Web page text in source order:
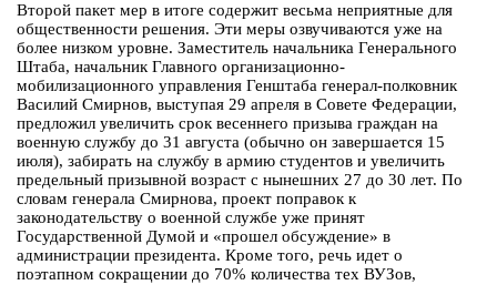
Второй пакет мер в итоге содержит весьма неприятные для
общественности решения. Эти меры озвучиваются уже на
более низком уровне. Заместитель начальника Генерального
Штаба, начальник Главного организационно-
мобилизационного управления Генштаба генерал-полковник
Василий Смирнов, выступая 29 апреля в Совете Федерации,
предложил увеличить срок весеннего призыва граждан на
военную службу до 31 августа (обычно он завершается 15
июля), забирать на службу в армию студентов и увеличить
предельный призывной возраст с нынешних 27 до 30 лет. По
словам генерала Смирнова, проект поправок к
законодательству о военной службе уже принят
Государственной Думой и «прошел обсуждение» в
администрации президента. Кроме того, речь идет о
поэтапном сокращении до 70% количества тех ВУЗов,